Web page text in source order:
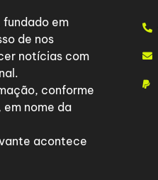
em
de nos
notícias com
conforme
nome da
acontece